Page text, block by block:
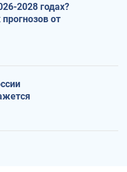
2028 годах?
от